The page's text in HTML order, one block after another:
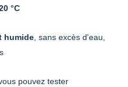
°C
humide , sans excès d'eau,
pouvez tester